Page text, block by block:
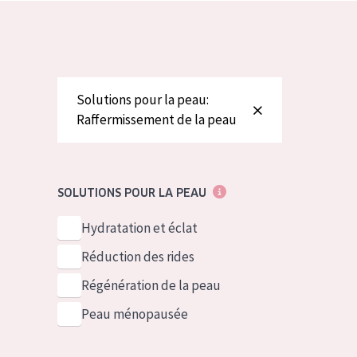
Solutions pour la peau:
Raffermissement de la peau
SOLUTIONS POUR LA PEAU
Hydratation et éclat
Réduction des rides
Régénération de la peau
Peau ménopausée